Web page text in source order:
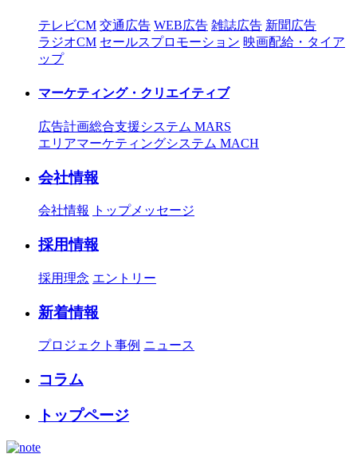
テレビCM 交通広告 WEB広告 雑誌広告 新聞広告
ラジオCM セールスプロモーション 映画配給・タイア
ップ
マーケティング・クリエイティブ
広告計画総合支援システム MARS
エリアマーケティングシステム MACH
会社情報
会社情報 トップメッセージ
採用情報
採用理念 エントリー
新着情報
プロジェクト事例 ニュース
コラム
トップページ